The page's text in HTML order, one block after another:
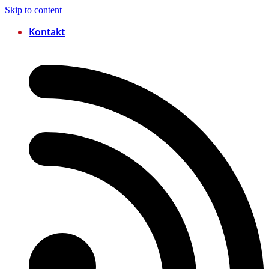
Skip to content
Kontakt